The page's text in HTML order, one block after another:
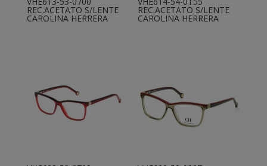
REC.ACETATO S/LENTE
CAROLINA HERRERA
REC.ACETATO S/LENTE
CAROLINA HERRERA